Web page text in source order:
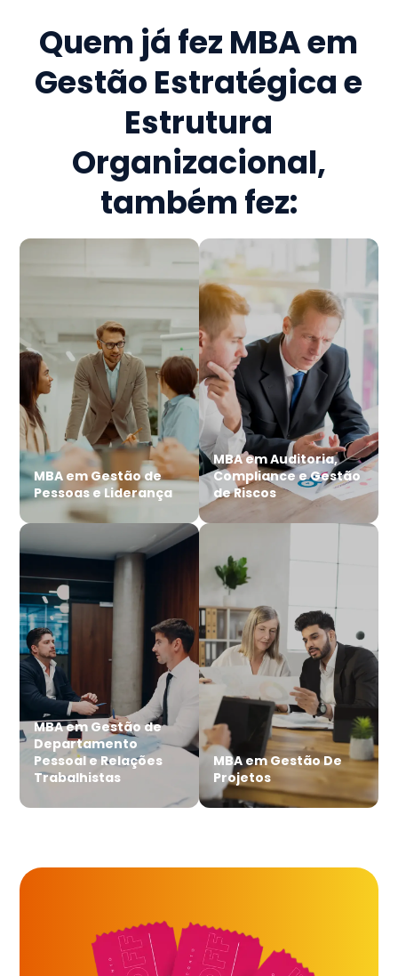
Quem já fez MBA em
Gestão Estratégica e
Estrutura
Organizacional,
também fez:
MBA em Gestão de
Pessoas e Liderança
MBA em Auditoria,
Compliance e Gestão
de Riscos
MBA em Gestão de
Departamento
Pessoal e Relações
Trabalhistas
MBA em Gestão De
Projetos